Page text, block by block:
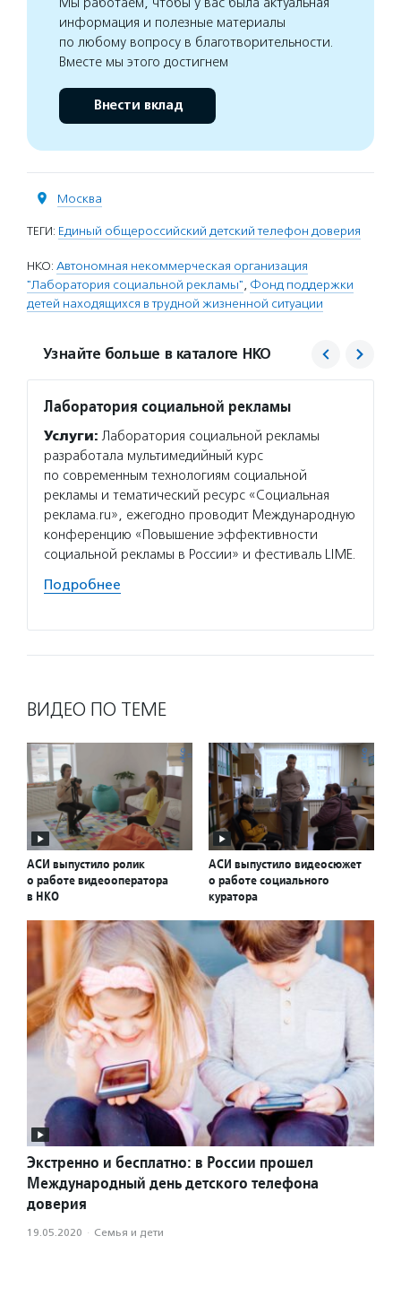
информация и полезные материалы
по любому вопросу в благотворительности.
Вместе мы этого достигнем
Внести вклад
Москва
ТЕГИ: Единый общероссийский детский телефон доверия
НКО: Автономная некоммерческая организация
"Лаборатория социальной рекламы", Фонд поддержки
детей находящихся в трудной жизненной ситуации
Узнайте больше в каталоге НКО
Лаборатория социальной рекламы
Услуги: Лаборатория социальной рекламы
разработала мультимедийный курс
по современным технологиям социальной
рекламы и тематический ресурс «Социальная
реклама.ru», ежегодно проводит Международную
конференцию «Повышение эффективности
социальной рекламы в России» и фестиваль LIME.
Подробнее
ВИДЕО ПО ТЕМЕ
АСИ выпустило ролик
о работе видеооператора
в НКО
АСИ выпустило видеосюжет
о работе социального
куратора
Экстренно и бесплатно: в России прошел
Международный день детского телефона
доверия
19.05.2020 · Семья и дети